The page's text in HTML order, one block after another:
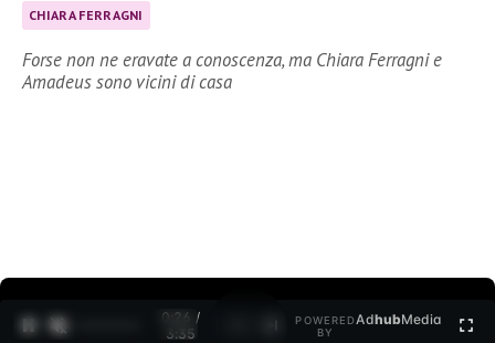
CHIARA FERRAGNI
Forse non ne eravate a conoscenza, ma Chiara Ferragni e
Amadeus sono vicini di casa
0:27 /
3:35
POWERED
BY
AdhubMedia